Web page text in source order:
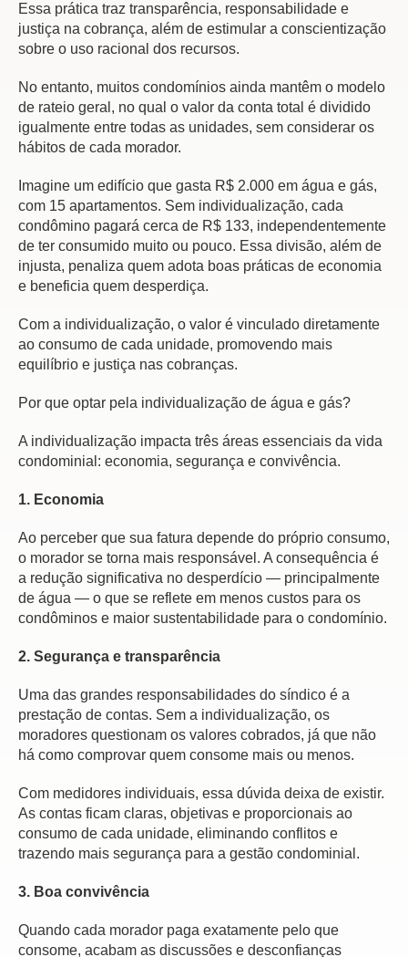
Essa prática traz transparência, responsabilidade e
justiça na cobrança, além de estimular a conscientização
sobre o uso racional dos recursos.
No entanto, muitos condomínios ainda mantêm o modelo
de rateio geral, no qual o valor da conta total é dividido
igualmente entre todas as unidades, sem considerar os
hábitos de cada morador.
Imagine um edifício que gasta R$ 2.000 em água e gás,
com 15 apartamentos. Sem individualização, cada
condômino pagará cerca de R$ 133, independentemente
de ter consumido muito ou pouco. Essa divisão, além de
injusta, penaliza quem adota boas práticas de economia
e beneficia quem desperdiça.
Com a individualização, o valor é vinculado diretamente
ao consumo de cada unidade, promovendo mais
equilíbrio e justiça nas cobranças.
Por que optar pela individualização de água e gás?
A individualização impacta três áreas essenciais da vida
condominial: economia, segurança e convivência.
1. Economia
Ao perceber que sua fatura depende do próprio consumo,
o morador se torna mais responsável. A consequência é
a redução significativa no desperdício — principalmente
de água — o que se reflete em menos custos para os
condôminos e maior sustentabilidade para o condomínio.
2. Segurança e transparência
Uma das grandes responsabilidades do síndico é a
prestação de contas. Sem a individualização, os
moradores questionam os valores cobrados, já que não
há como comprovar quem consome mais ou menos.
Com medidores individuais, essa dúvida deixa de existir.
As contas ficam claras, objetivas e proporcionais ao
consumo de cada unidade, eliminando conflitos e
trazendo mais segurança para a gestão condominial.
3. Boa convivência
Quando cada morador paga exatamente pelo que
consome, acabam as discussões e desconfianças